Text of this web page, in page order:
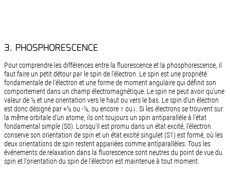
3. PHOSPHORESCENCE
Pour comprendre les différences entre la fluorescence et la phosphorescence, il
faut faire un petit détour par le spin de l'électron. Le spin est une propriété
fondamentale de l'électron et une forme de moment angulaire qui définit son
comportement dans un champ électromagnétique. Le spin ne peut avoir qu'une
valeur de ½ et une orientation vers le haut ou vers le bas. Le spin d'un électron
est donc désigné par +½ ou -½, ou encore ↑ ou↓. Si les électrons se trouvent sur
la même orbitale d'un atome, ils ont toujours un spin antiparallèle à l'état
fondamental simple (S0). Lorsqu'il est promu dans un état excité, l'électron
conserve son orientation de spin et un état excité singulet (S1) est formé, où les
deux orientations de spin restent appariées comme antiparallèles. Tous les
événements de relaxation dans la fluorescence sont neutres du point de vue du
spin et l'orientation du spin de l'électron est maintenue à tout moment.